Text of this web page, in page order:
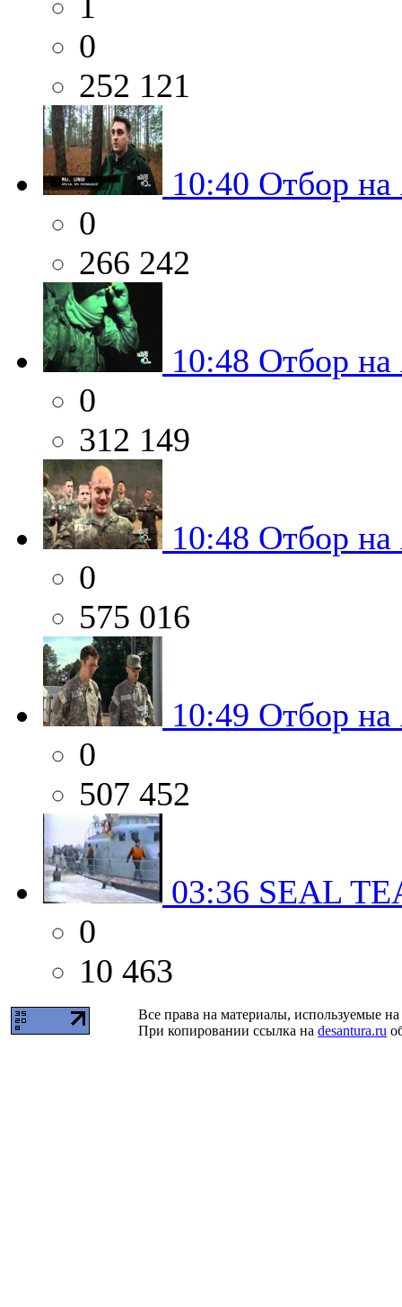
0
252 121
10:40 Отбор
0
266 242
10:48 Отбор
0
312 149
10:48 Отбор
0
575 016
10:49 Отбор
0
507 452
03:36 SEAL
0
10 463
Все права на материалы, используемые
При копировании ссылка на desantura.ru